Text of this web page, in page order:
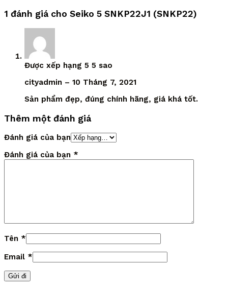
1 đánh giá cho Seiko 5 SNKP22J1 (SNKP22)
Được xếp hạng 5 5 sao
cityadmin – 10 Tháng 7, 2021
Sản phẩm đẹp, đúng chính hãng, giá khá tốt.
Thêm một đánh giá
Đánh giá của bạn
Đánh giá của bạn *
Tên *
Email *